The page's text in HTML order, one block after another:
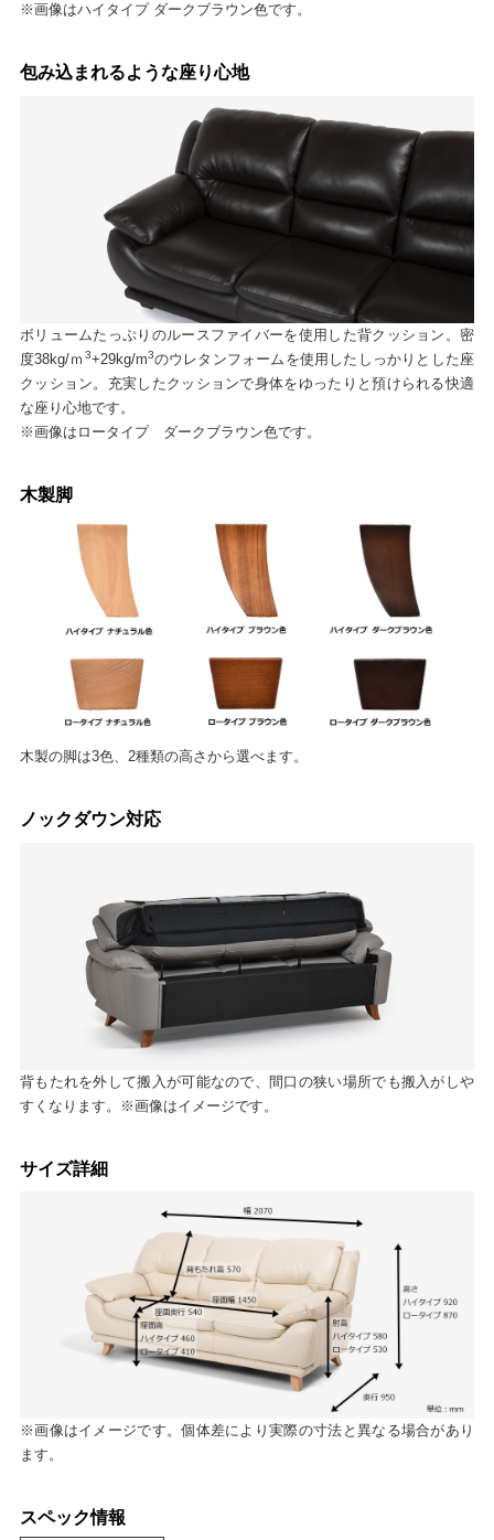
※画像はハイタイプ ダークブラウン色です。
包み込まれるような座り心地
ボリュームたっぷりのルースファイバーを使用した背クッション。密
度38kg/ｍ 3+29kg/m3のウレタンフォームを使用したしっかりとした座
クッション。充実したクッションで身体をゆったりと預けられる快適
な座り心地です。
※画像はロータイプ ダークブラウン色です。
木製脚
木製の脚は3色、2種類の高さから選べます。
ノックダウン対応
背もたれを外して搬入が可能なので、間口の狭い場所でも搬入がしや
すくなります。※画像はイメージです。
サイズ詳細
※画像はイメージです。個体差により実際の寸法と異なる場合があり
ます。
スペック情報